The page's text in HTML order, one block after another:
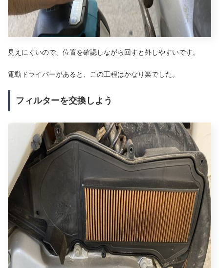
見えにくいので、位置を確認しながら回すと外しやすいです。
電動ドライバーがあると、この工程はかなり楽でした。
フィルターを交換しよう